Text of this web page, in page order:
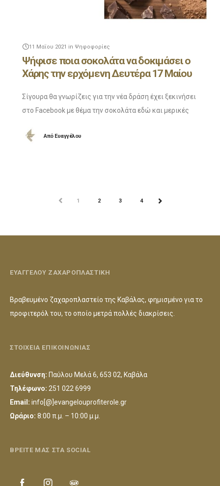
11 Μαΐου 2021 in Ψηφοφορίες
Ψήφισε ποια σοκολάτα να δοκιμάσει ο
Χάρης την ερχόμενη Δευτέρα 17 Μαίου
Σίγουρα θα γνωρίζεις για την νέα δράση έχει ξεκινήσει
στο Facebook με θέμα την σοκολάτα εδώ και μερικές
ένα LIVE στην σελίδα μας
ΑπόΕυαγγέλου
ΠΡΟΗΓ
1 2 3 4 ΕΠΟΜ
ΕΥΑΓΓΕΛΟΥ ΖΑΧΑΡΟΠΛΑΣΤΙΚΗ
Βραβευμένο ζαχαροπλαστείο της Καβάλας, φημισμένο για το
προφιτερόλ του, το οποίο μετρά πολλές διακρίσεις.
ΣΤΟΙΧΕΙΑ ΕΠΙΚΟΙΝΩΝΙΑΣ
Διεύθυνση: Παύλου Μελά 6, 653 02, Καβάλα
Τηλέφωνο: 251 022 6999
Email: info[@]evangelouprofiterole.gr
Ωράριο: 8:00 π.μ. – 10:00 μ.μ.
ΒΡΕΙΤΕ ΜΑΣ ΣΤΑ SOCIAL